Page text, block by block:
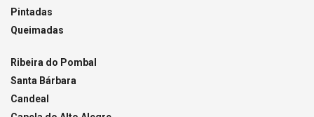
Pintadas
Queimadas
Ribeira do Pombal
Santa Bárbara
Candeal